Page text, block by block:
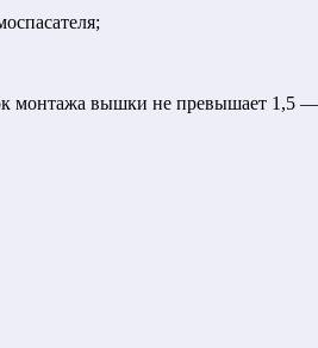
монтажа вышки не превышает 1,5